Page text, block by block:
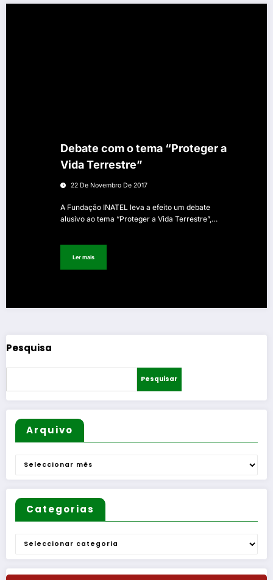
Debate com o tema “Proteger a
Vida Terrestre”
22 De Novembro De 2017
A Fundação INATEL leva a efeito um debate
alusivo ao tema “Proteger a Vida Terrestre”,…
Ler mais
Pesquisa
Pesquisar
Arquivo
Arquivo
Categorias
Categorias